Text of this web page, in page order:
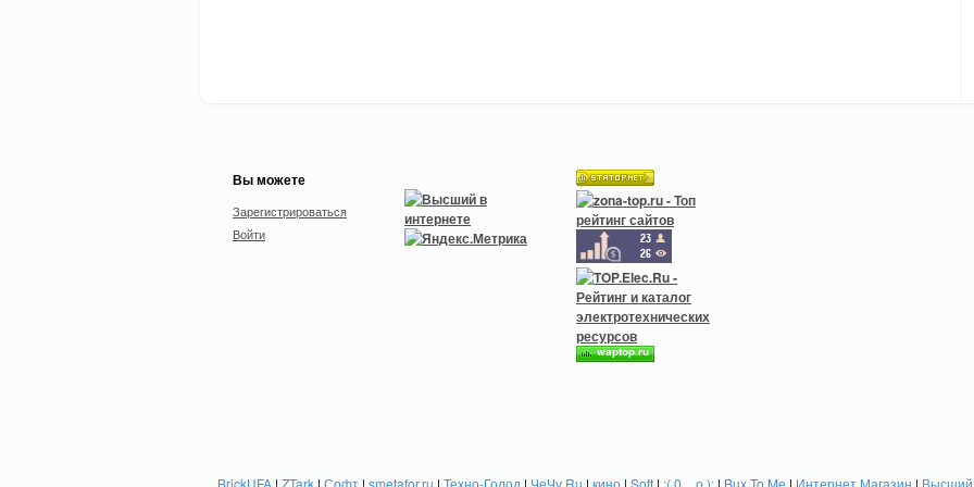
Вы можете
Зарегистрироваться
Войти
BrickUFA | ZTark| Софт| smetafor.ru | Техно-Голод | ЧеЧу.Ru | кино| Soft| :( 0 _ о ):| Bux To Me | Интернет Магазин | Высший